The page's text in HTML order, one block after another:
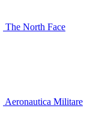
The North Face
Aeronautica Militare